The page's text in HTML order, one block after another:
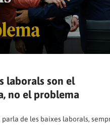
laborals son el
no el problema
parla de les baixes laborals,